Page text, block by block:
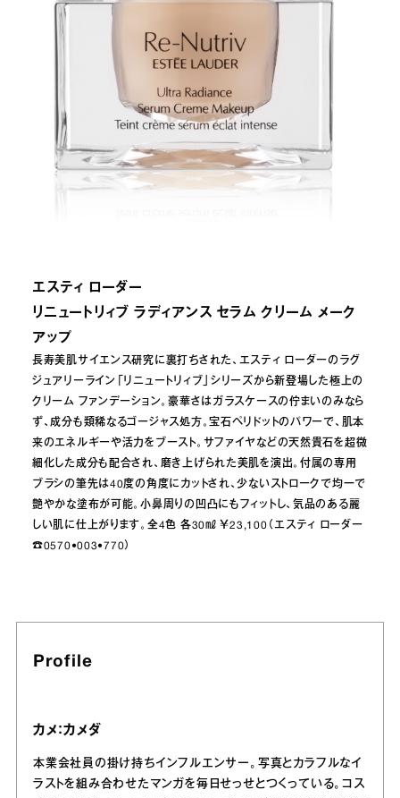
エスティ ローダー
リニュートリィブ ラディアンス セラム クリーム メーク
アップ
長寿美肌サイエンス研究に裏打ちされた、エスティ ローダーのラグ
ジュアリーライン「リニュートリィブ」シリーズから新登場した極上の
クリーム ファンデーション。豪華さはガラスケースの佇まいのみなら
ず、成分も類稀なるゴージャス処方。宝石ペリドットのパワーで、肌本
来のエネルギーや活力をブースト。サファイヤなどの天然貴石を超微
細化した成分も配合され、磨き上げられた美肌を演出。付属の専用
ブラシの筆先は40度の角度にカットされ、少ないストロークで均一で
艶やかな塗布が可能。小鼻周りの凹凸にもフィットし、気品のある麗
しい肌に仕上がります。全4色 各30㎖ ￥23,100（エスティ ローダー
☎︎0570•003•770）
Profile
カメ：カメダ
本業会社員の掛け持ちインフルエンサー。写真とカラフルなイ
ラストを組み合わせたマンガを毎日せっせとつくっている。コス